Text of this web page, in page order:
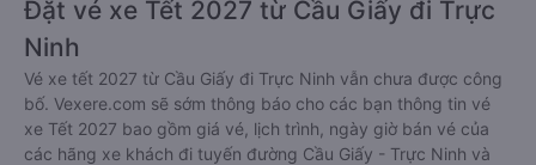
Đặt vé xe Tết 2027 từ Cầu Giấy đi Trực
Ninh
Vé xe tết 2027 từ Cầu Giấy đi Trực Ninh vẫn chưa được công
bố. Vexere.com sẽ sớm thông báo cho các bạn thông tin vé
xe Tết 2027 bao gồm giá vé, lịch trình, ngày giờ bán vé của
các hãng xe khách đi tuyến đường Cầu Giấy - Trực Ninh và